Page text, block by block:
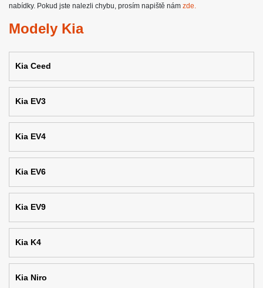
nabídky. Pokud jste nalezli chybu, prosím napiště nám zde.
Modely Kia
Kia Ceed
Kia EV3
Kia EV4
Kia EV6
Kia EV9
Kia K4
Kia Niro